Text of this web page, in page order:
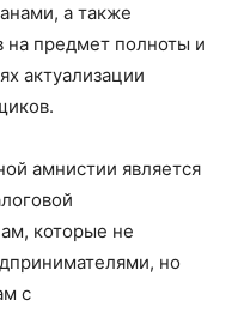
а также
на предмет полноты и
актуализации
амнистии является
которые не
но
с